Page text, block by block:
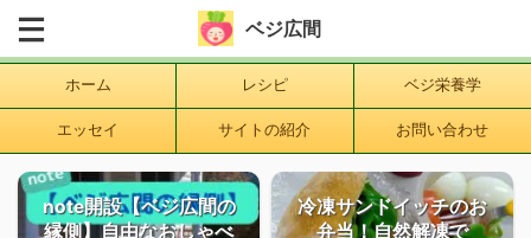
ベジ広間
ホーム レシピ ベジ栄養学
エッセイ サイトの紹介 お問い合わせ
note開設【ベジ広間の
縁側】自由なおしゃべ
冷凍サンドイッチのお
弁当！自然解凍で